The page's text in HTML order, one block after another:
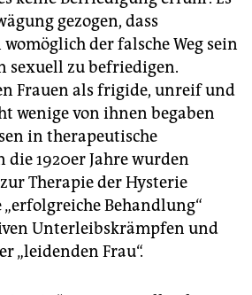
gezogen, dass
der falsche Weg sein
sexuell zu befriedigen.
Frauen als frigide, unreif und
wenige von ihnen begaben
in therapeutische
die 1920er Jahre wurden
Therapie der Hysterie
Behandlung“
Unterleibskrämpfen und
„leidenden Frau“.